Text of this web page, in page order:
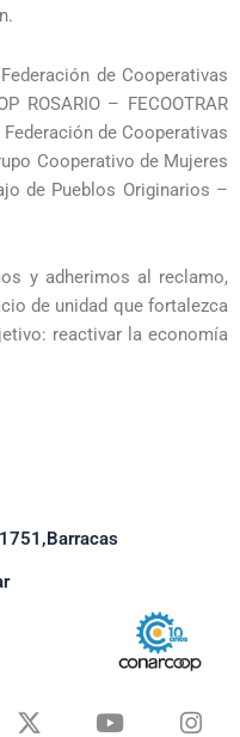
de Cooperativas
ROSARIO – FECOOTRAR
de Cooperativas
Cooperativo de Mujeres
de Pueblos Originarios –
y adherimos al reclamo,
de unidad que fortalezca
reactivar la economía
X
Y
I